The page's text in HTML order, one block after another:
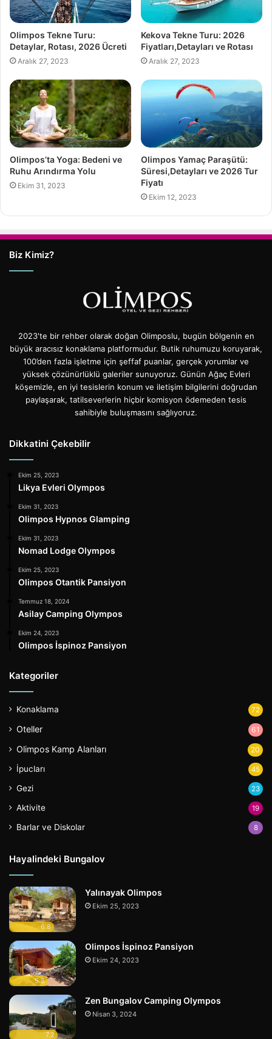
Olimpos Tekne Turu:
Detaylar, Rotası, 2026 Ücreti
Aralık 27, 2023
Kekova Tekne Turu: 2026
Fiyatları,Detayları ve Rotası
Aralık 27, 2023
Olimpos’ta Yoga: Bedeni ve
Ruhu Arındırma Yolu
Ekim 31, 2023
Olimpos Yamaç Paraşütü:
Süresi,Detayları ve 2026 Tur
Fiyatı
Ekim 12, 2023
Biz Kimiz?
2023'te bir rehber olarak doğan Olimposlu, bugün bölgenin en
büyük aracısız konaklama platformudur. Butik ruhumuzu koruyarak,
100’den fazla işletme için şeffaf puanlar, gerçek yorumlar ve
yüksek çözünürlüklü galeriler sunuyoruz. Günün Ağaç Evleri
köşemizle, en iyi tesislerin konum ve iletişim bilgilerini doğrudan
paylaşarak, tatilseverlerin hiçbir komisyon ödemeden tesis
sahibiyle buluşmasını sağlıyoruz.
Dikkatini Çekebilir
Ekim 25, 2023
Likya Evleri Olympos
Ekim 31, 2023
Olimpos Hypnos Glamping
Ekim 31, 2023
Nomad Lodge Olympos
Ekim 25, 2023
Olimpos Otantik Pansiyon
Temmuz 18, 2024
Asilay Camping Olympos
Ekim 24, 2023
Olimpos İspinoz Pansiyon
Kategoriler
Konaklama 72
Oteller 61
Olimpos Kamp Alanları 20
İpucları 45
Gezi 23
Aktivite 19
Barlar ve Diskolar 8
Hayalindeki Bungalov
6.8
Yalınayak Olimpos
Ekim 25, 2023
5.8
Olimpos İspinoz Pansiyon
Ekim 24, 2023
7.2
Zen Bungalov Camping Olympos
Nisan 3, 2024